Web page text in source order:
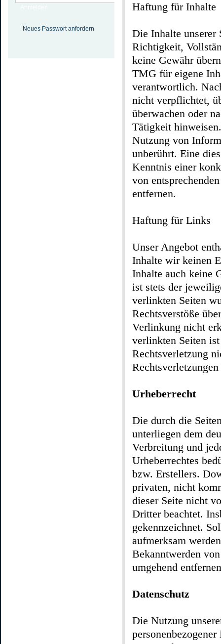
Haftung für Inhalte
Die Inhalte unserer
Richtigkeit,
keine Gewähr
TMG für eigene
verantwortlich.
nicht verpflichtet,
überwachen oder
Tätigkeit
Nutzung von
unberührt. Eine
Kenntnis einer
von
entfernen.
Haftung für Links
Unser Angebot
Inhalte wir keinen
Inhalte auch keine
ist stets der
verlinkten Seiten
Rechtsverstöße
Verlinkung nicht
verlinkten Seiten
Rechtsverletzung
Urheberrecht
Die durch die
unterliegen dem
Verbreitung und
Urheberrechtes
bzw. Erstellers.
privaten, nicht
dieser Seite nicht
Dritter beachtet.
gekennzeichnet.
aufmerksam
Bekanntwerden
umgehend
Datenschutz
Die Nutzung
Neues Passwort anfordern